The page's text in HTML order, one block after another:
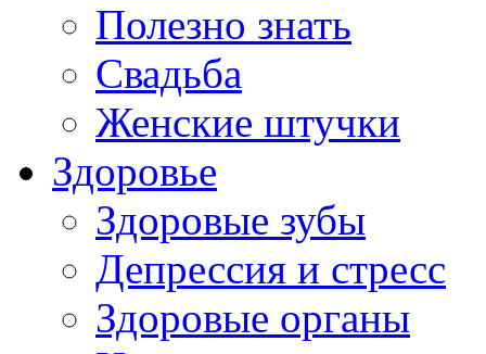
Полезно знать
Свадьба
Женские штучки
Здоровье
Здоровые зубы
Депрессия и стресс
Здоровые органы